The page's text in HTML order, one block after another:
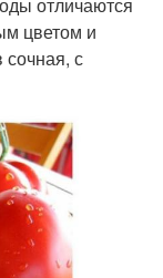
цветом и
сочная, с